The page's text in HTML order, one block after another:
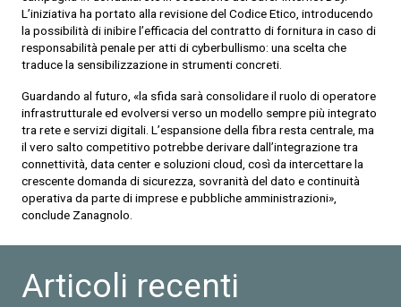
L’iniziativa ha portato alla revisione del Codice Etico, introducendo
la possibilità di inibire l’efficacia del contratto di fornitura in caso di
responsabilità penale per atti di cyberbullismo: una scelta che
traduce la sensibilizzazione in strumenti concreti.
Guardando al futuro, «la sfida sarà consolidare il ruolo di operatore
infrastrutturale ed evolversi verso un modello sempre più integrato
tra rete e servizi digitali. L’espansione della fibra resta centrale, ma
il vero salto competitivo potrebbe derivare dall’integrazione tra
connettività, data center e soluzioni cloud, così da intercettare la
crescente domanda di sicurezza, sovranità del dato e continuità
operativa da parte di imprese e pubbliche amministrazioni»,
conclude Zanagnolo.
Articoli recenti